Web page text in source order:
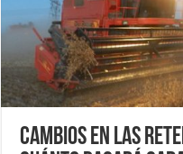
Cambios en las